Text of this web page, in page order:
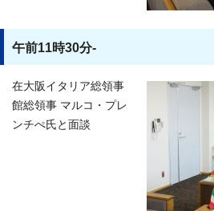
午前11時30分-
在大阪イタリア総領事
館総領事 マルコ・プレ
ンチぺ氏と面談